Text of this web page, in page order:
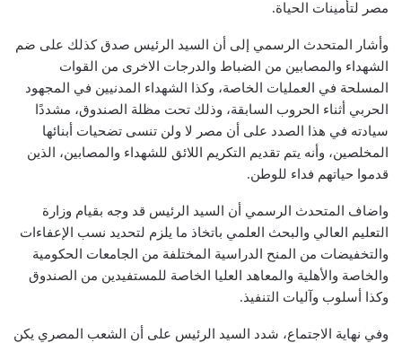
مصر لتأمينات الحياة.
وأشار المتحدث الرسمي إلى أن السيد الرئيس صدق كذلك على ضم
الشهداء والمصابين من الضباط والدرجات الاخرى من القوات
المسلحة في العمليات الخاصة، وكذا الشهداء المدنيين في المجهود
الحربي أثناء الحروب السابقة، وذلك تحت مظلة الصندوق، مشددًا
سيادته في هذا الصدد على أن مصر لا ولن تنسى تضحيات أبنائها
المخلصين، وأنه يتم تقديم التكريم اللائق للشهداء والمصابين، الذين
قدموا حياتهم فداء للوطن.
واضاف المتحدث الرسمي أن السيد الرئيس قد وجه بقيام وزارة
التعليم العالي والبحث العلمي باتخاذ ما يلزم لتحديد نسب الإعفاءات
والتخفيضات من المنح الدراسية المختلفة من الجامعات الحكومية
والخاصة والأهلية والمعاهد العليا الخاصة للمستفيدين من الصندوق
وكذا أسلوب وآليات التنفيذ.
وفي نهاية الاجتماع، شدد السيد الرئيس على أن الشعب المصري يكن